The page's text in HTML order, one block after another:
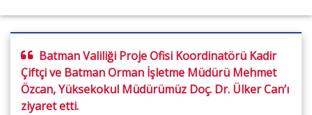
Batman Valiliği Proje Ofisi Koordinatörü Kadir
Çiftçi ve Batman Orman İşletme Müdürü Mehmet
Özcan, Yüksekokul Müdürümüz Doç. Dr. Ülker Can’ı
ziyaret etti.